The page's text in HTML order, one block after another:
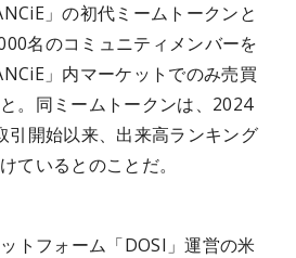
」の初代ミームトークンと
名のコミュニティメンバーを
」内マーケットでのみ売買
。同ミームトークンは、2024
引開始以来、出来高ランキング
ているとのことだ。
トフォーム「DOSI」運営の米